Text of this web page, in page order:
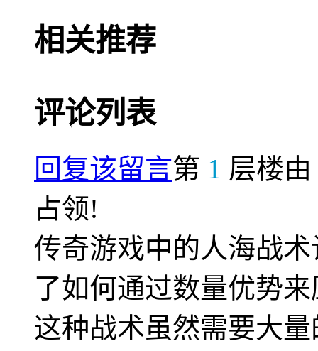
相关推荐
评论列表
回复该留言第 1 层楼由
占领!
传奇游戏中的人海战
了如何通过数量优势
这种战术虽然需要大